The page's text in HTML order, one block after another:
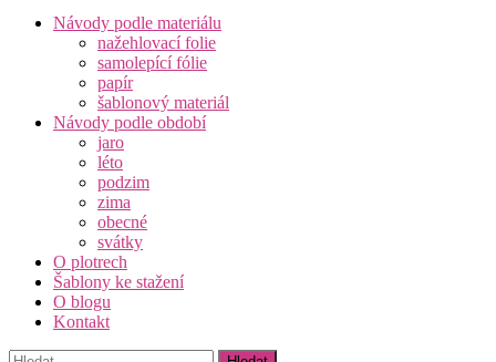
Návody podle materiálu
nažehlovací folie
samolepící fólie
papír
šablonový materiál
Návody podle období
jaro
léto
podzim
zima
obecné
svátky
O plotrech
Šablony ke stažení
O blogu
Kontakt
Vyhledávání